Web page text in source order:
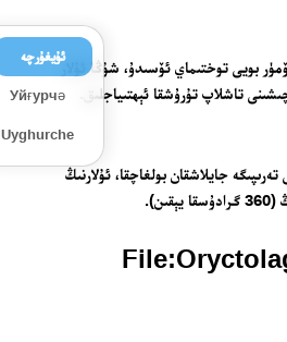
بويى توختىماي ئۆسىدۇ، شۇڭا ئۇلار
تاشلاپ تۇرۇشقا ئېھتىياجلىق.
جايلاشقان بولغاچقا، ئۇلارنىڭ
ئۇيغۇرچە
Уйғурчә
Uyghurche